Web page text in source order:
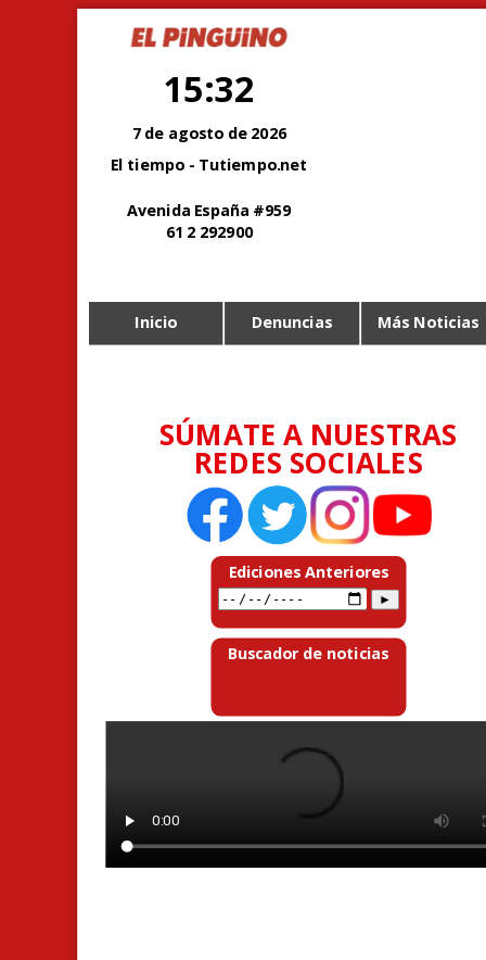
15:32
7 de agosto de 2026
El tiempo - Tutiempo.net
Avenida España #959
61 2 292900
Inicio Denuncias Más Noticias
SÚMATE A NUESTRAS
REDES SOCIALES
Ediciones Anteriores
Buscador de noticias